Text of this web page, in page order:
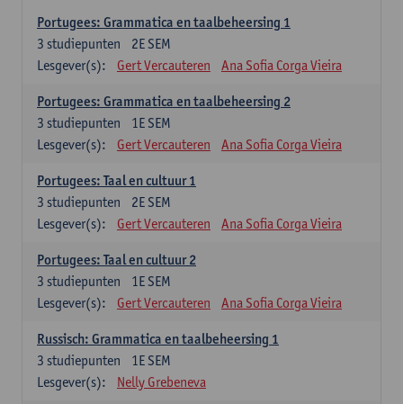
Portugees: Grammatica en taalbeheersing 1
2E SEM
3 studiepunten
Lesgever(s):
Gert Vercauteren Ana Sofia Corga Vieira
Portugees: Grammatica en taalbeheersing 2
1E SEM
3 studiepunten
Lesgever(s):
Gert Vercauteren Ana Sofia Corga Vieira
Portugees: Taal en cultuur 1
2E SEM
3 studiepunten
Lesgever(s):
Gert Vercauteren Ana Sofia Corga Vieira
Portugees: Taal en cultuur 2
1E SEM
3 studiepunten
Lesgever(s):
Gert Vercauteren Ana Sofia Corga Vieira
Russisch: Grammatica en taalbeheersing 1
1E SEM
3 studiepunten
Lesgever(s):
Nelly Grebeneva